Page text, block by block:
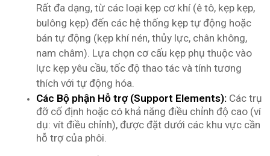
Rất đa dạng, từ các loại kẹp cơ khí (ê tô, kẹp kẹp,
bulông kẹp) đến các hệ thống kẹp tự động hoặc
bán tự động (kẹp khí nén, thủy lực, chân không,
nam châm). Lựa chọn cơ cấu kẹp phụ thuộc vào
lực kẹp yêu cầu, tốc độ thao tác và tính tương
thích với tự động hóa.
Các Bộ phận Hỗ trợ (Support Elements): Các trụ
đỡ cố định hoặc có khả năng điều chỉnh độ cao (ví
dụ: vít điều chỉnh), được đặt dưới các khu vực cần
hỗ trợ của phôi.